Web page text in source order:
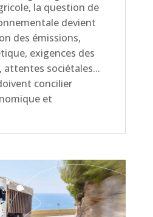
la question de
devient
des émissions,
exigences des
attentes sociétales...
concilier
et